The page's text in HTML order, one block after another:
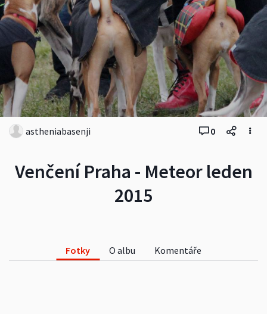
Venčení Praha - Meteor leden
2015
astheniabasenji 0
Fotky O albu Komentáře